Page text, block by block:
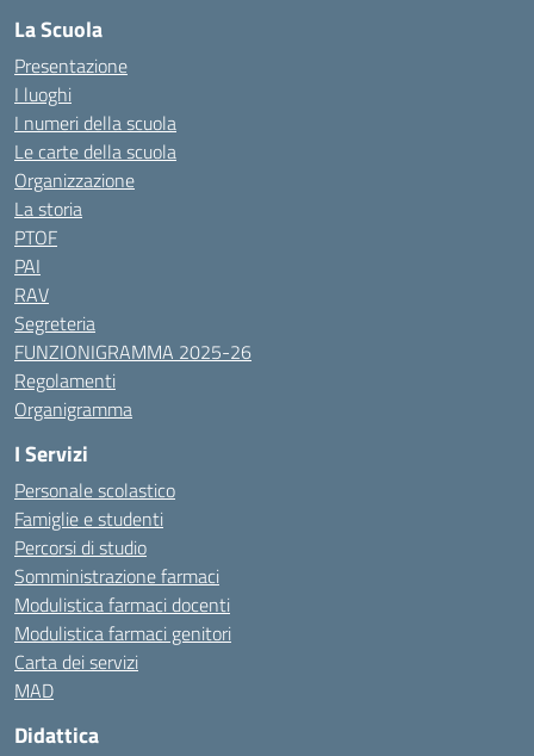
La Scuola
Presentazione
I luoghi
I numeri della scuola
Le carte della scuola
Organizzazione
La storia
PTOF
PAI
RAV
Segreteria
FUNZIONIGRAMMA 2025-26
Regolamenti
Organigramma
I Servizi
Personale scolastico
Famiglie e studenti
Percorsi di studio
Somministrazione farmaci
Modulistica farmaci docenti
Modulistica farmaci genitori
Carta dei servizi
MAD
Didattica